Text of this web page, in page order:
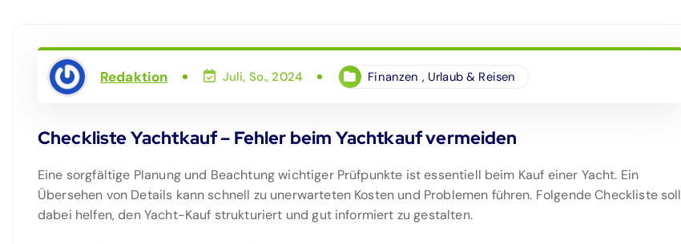
Redaktion Juli, So., 2024 Finanzen , Urlaub & Reisen
Checkliste Yachtkauf – Fehler beim Yachtkauf vermeiden
Eine sorgfältige Planung und Beachtung wichtiger Prüfpunkte ist essentiell beim Kauf einer Yacht. Ein
Übersehen von Details kann schnell zu unerwarteten Kosten und Problemen führen. Folgende Checkliste soll
dabei helfen, den Yacht-Kauf strukturiert und gut informiert zu gestalten.